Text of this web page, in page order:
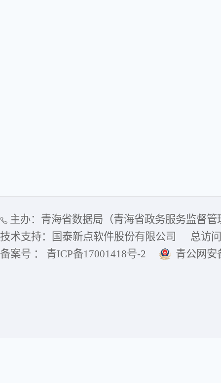
主办：青海省数据局（青海省政务服务监督管
技术支持：国泰新点软件股份有限公司
总访
备案号 ： 青ICP备17001418号-2
青公网安